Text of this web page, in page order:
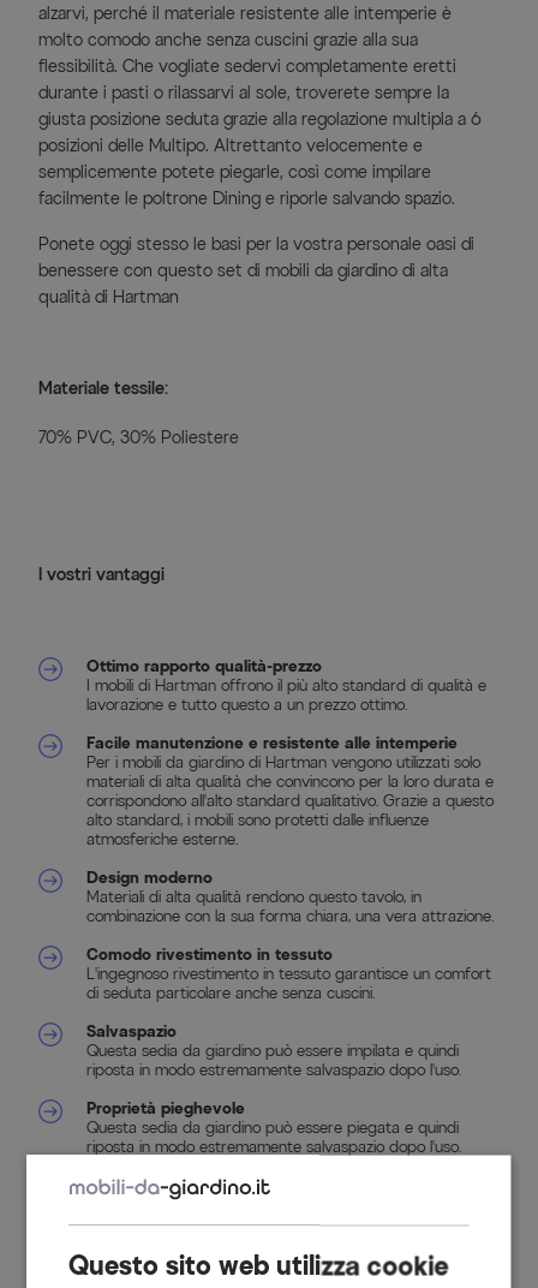
alzarvi, perché il materiale resistente alle intemperie è
molto comodo anche senza cuscini grazie alla sua
flessibilità. Che vogliate sedervi completamente eretti
durante i pasti o rilassarvi al sole, troverete sempre la
giusta posizione seduta grazie alla regolazione multipla a 6
posizioni delle Multipo. Altrettanto velocemente e
semplicemente potete piegarle, così come impilare
facilmente le poltrone Dining e riporle salvando spazio.
Ponete oggi stesso le basi per la vostra personale oasi di
benessere con questo set di mobili da giardino di alta
qualità di Hartman
Materiale tessile:
70% PVC, 30% Poliestere
I vostri vantaggi
Ottimo rapporto qualità-prezzo
I mobili di Hartman offrono il più alto standard di qualità e
lavorazione e tutto questo a un prezzo ottimo.
Facile manutenzione e resistente alle intemperie
Per i mobili da giardino di Hartman vengono utilizzati solo
materiali di alta qualità che convincono per la loro durata e
corrispondono all'alto standard qualitativo. Grazie a questo
alto standard, i mobili sono protetti dalle influenze
atmosferiche esterne.
Design moderno
Materiali di alta qualità rendono questo tavolo, in
combinazione con la sua forma chiara, una vera attrazione.
Comodo rivestimento in tessuto
L'ingegnoso rivestimento in tessuto garantisce un comfort
di seduta particolare anche senza cuscini.
Salvaspazio
Questa sedia da giardino può essere impilata e quindi
riposta in modo estremamente salvaspazio dopo l'uso.
Proprietà pieghevole
Questa sedia da giardino può essere piegata e quindi
riposta in modo estremamente salvaspazio dopo l'uso.
Costruzione in alluminio antiruggine
L'alluminio antiruggine utilizzato per la struttura è adatto
per l'uso esterno tutto l'anno e convince per la sua
Questo sito web utilizza cookie